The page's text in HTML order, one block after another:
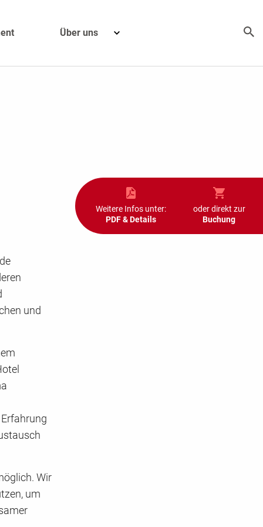
Über uns
Weitere Infos unter:
PDF & Details
oder direkt zur
Buchung
und
Wir
um